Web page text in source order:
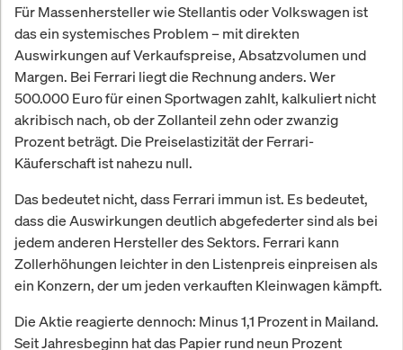
Für Massenhersteller wie Stellantis oder Volkswagen ist
das ein systemisches Problem – mit direkten
Auswirkungen auf Verkaufspreise, Absatzvolumen und
Margen. Bei Ferrari liegt die Rechnung anders. Wer
500.000 Euro für einen Sportwagen zahlt, kalkuliert nicht
akribisch nach, ob der Zollanteil zehn oder zwanzig
Prozent beträgt. Die Preiselastizität der Ferrari-
Käuferschaft ist nahezu null.
Das bedeutet nicht, dass Ferrari immun ist. Es bedeutet,
dass die Auswirkungen deutlich abgefederter sind als bei
jedem anderen Hersteller des Sektors. Ferrari kann
Zollerhöhungen leichter in den Listenpreis einpreisen als
ein Konzern, der um jeden verkauften Kleinwagen kämpft.
Die Aktie reagierte dennoch: Minus 1,1 Prozent in Mailand.
Seit Jahresbeginn hat das Papier rund neun Prozent